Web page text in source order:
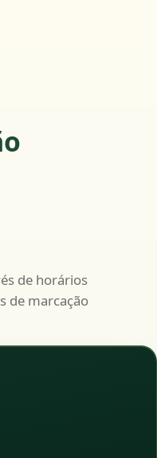
de horários
de marcação